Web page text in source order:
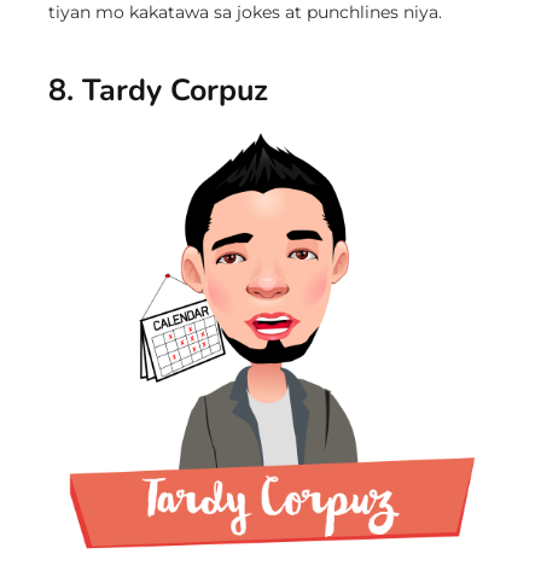
tiyan mo kakatawa sa jokes at punchlines niya.
8. Tardy Corpuz